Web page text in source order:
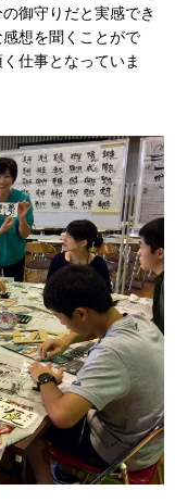
御守りだと実感でき
想を聞くことがで
仕事となっていま